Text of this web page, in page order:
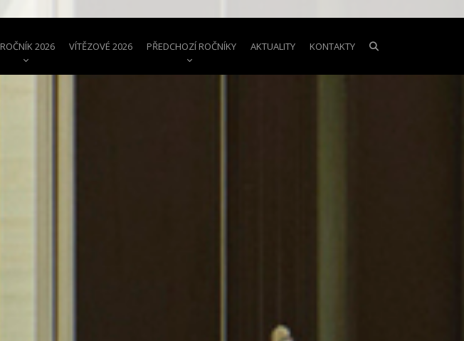
ROČNÍK 2026 VÍTĚZOVÉ 2026 PŘEDCHOZÍ ROČNÍKY AKTUALITY KONTAKTY